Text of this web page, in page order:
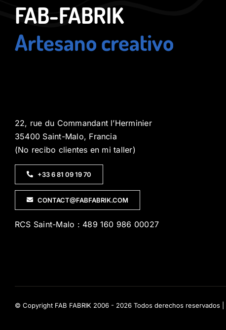
FAB-FABRIK
Artesano creativo
22, rue du Commandant l’Herminier
35400 Saint-Malo, Francia
(No recibo clientes en mi taller)
+33 6 81 09 19 70
CONTACT@FABFABRIK.COM
RCS Saint-Malo : 489 160 986 00027
© Copyright FAB FABRIK 2006 - 2026 Todos derechos reservados |